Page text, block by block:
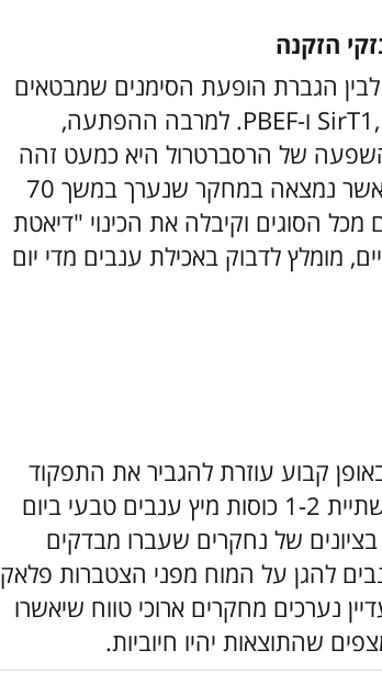
הגברת הופעת הסימנים שמבטאים
3 גנים שקשורים לתוחלת חיים ארוכה – SirT1, Fox0 ו-PBEF. למרבה ההפתעה,
של הרסברטרול היא כמעט זהה
להשפעה של דיאטה שכוללת הגבלת קלוריות, אשר נמצאה במחקר שנערך במשך 70
הסוגים וקיבלה את הכינוי "דיאטת
מומלץ לדבוק באכילת ענבים מדי יום
קבוע עוזרת להגביר את התפקוד
הקוגניטיבי. במהלך אחד המחקרים התגלה כי שתיית 1-2 כוסות מיץ ענבים טבעי ביום
של נחקרים שעברו מבדקים
להגן על המוח מפני הצטברות פלאק
נערכים מחקרים ארוכי טווח שיאשרו
שהתוצאות יהיו חיוביות.